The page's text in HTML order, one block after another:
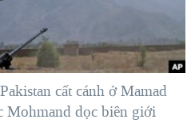
DẢI GAZA
ĐƯỜNG cất cánh ở Mamad
Mohmand dọc biên giới